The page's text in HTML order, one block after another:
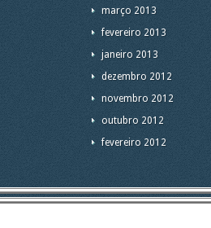
março 2013
fevereiro 2013
janeiro 2013
dezembro 2012
novembro 2012
outubro 2012
fevereiro 2012